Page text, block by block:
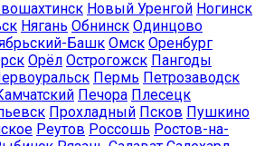
Новый Уренгой Ногинск
Нягань Обнинск Одинцово
Башк Омск Оренбург
Орёл Острогожск Пангоды
Пермь Петрозаводск
Печора Плесецк
Прохладный Псков Пушкино
Реутов Россошь Ростов-на-